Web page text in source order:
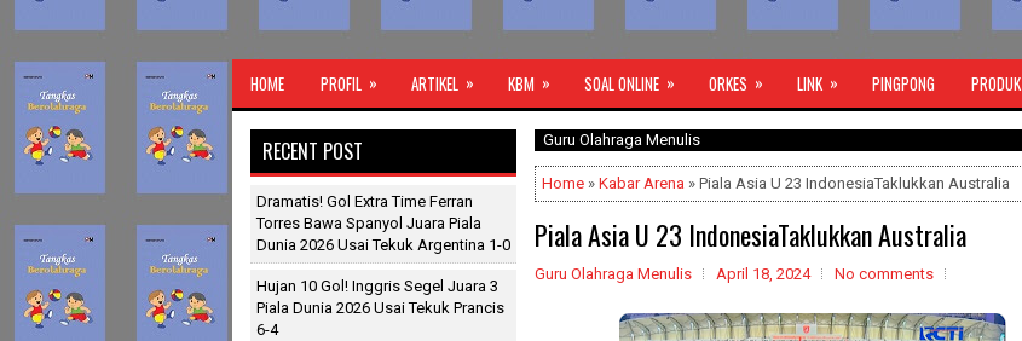
HOME PROFIL » ARTIKEL » KBM » SOAL ONLINE » ORKES » LINK » PINGPONG PRODUK
Guru Olahraga Menulis
Home » Kabar Arena » Piala Asia U 23 IndonesiaTaklukkan Australia
Piala Asia U 23 IndonesiaTaklukkan Australia
Guru Olahraga Menulis April 18, 2024 No comments
RECENT POST
Dramatis! Gol Extra Time Ferran
Torres Bawa Spanyol Juara Piala
Dunia 2026 Usai Tekuk Argentina 1-0
Hujan 10 Gol! Inggris Segel Juara 3
Piala Dunia 2026 Usai Tekuk Prancis
6-4